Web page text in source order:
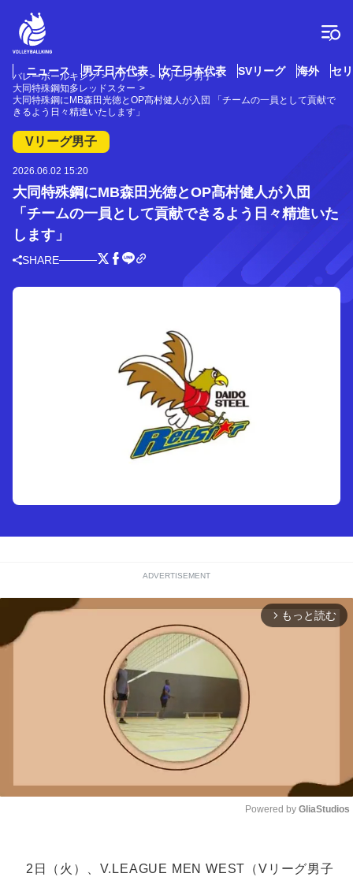
ニュース 男子日本代表 女子日本代表 SVリーグ 海外 セ
バレーボールキング Vリーグ
Vリーグ男子
大同特殊鋼知多レッドスター
大同特殊鋼にMB森田光徳とOP髙村健人が入団 「チームの一員として貢献で
きるよう日々精進いたします」
Vリーグ男子
2026.06.02 15:20
大同特殊鋼にMB森田光徳とOP髙村健人が入団
「チームの一員として貢献できるよう日々精進いた
します」
SHARE
ADVERTISEMENT
arrow_forward_ios もっと読む
Powered by GliaStudios
2日（火）、V.LEAGUE MEN WEST（Vリーグ男子